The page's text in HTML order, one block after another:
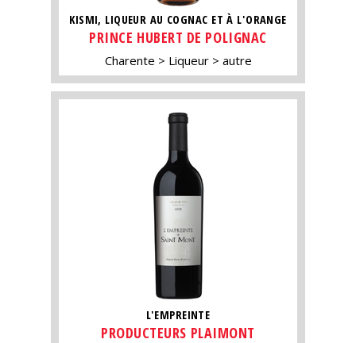
KISMI, LIQUEUR AU COGNAC ET À L'ORANGE
PRINCE HUBERT DE POLIGNAC
Charente Liqueur autre
L'EMPREINTE
PRODUCTEURS PLAIMONT